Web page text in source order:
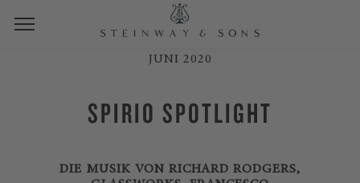
JUNI 2020
SPIRIO SPOTLIGHT
DIE MUSIK VON RICHARD RODGERS,